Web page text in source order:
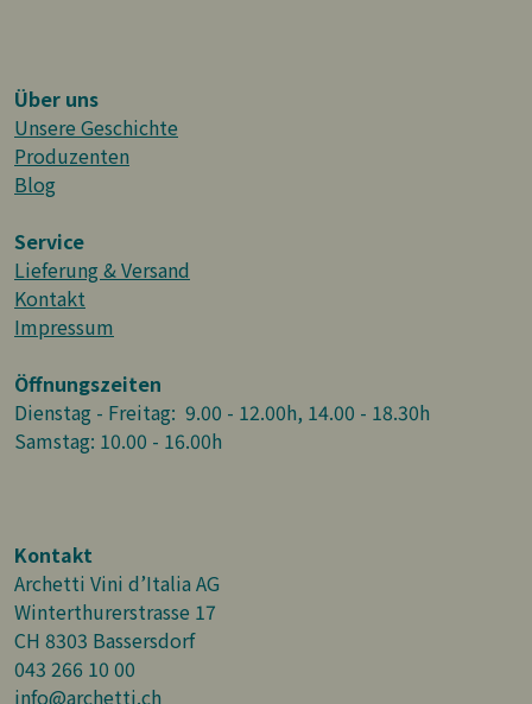
Über uns
Unsere Geschichte
Produzenten
Blog
Service
Lieferung & Versand
Kontakt
Impressum
Öffnungszeiten
Dienstag - Freitag: 9.00 - 12.00h, 14.00 - 18.30h
Samstag: 10.00 - 16.00h
Kontakt
Archetti Vini d’Italia AG
Winterthurerstrasse 17
CH 8303 Bassersdorf
043 266 10 00
info@archetti.ch